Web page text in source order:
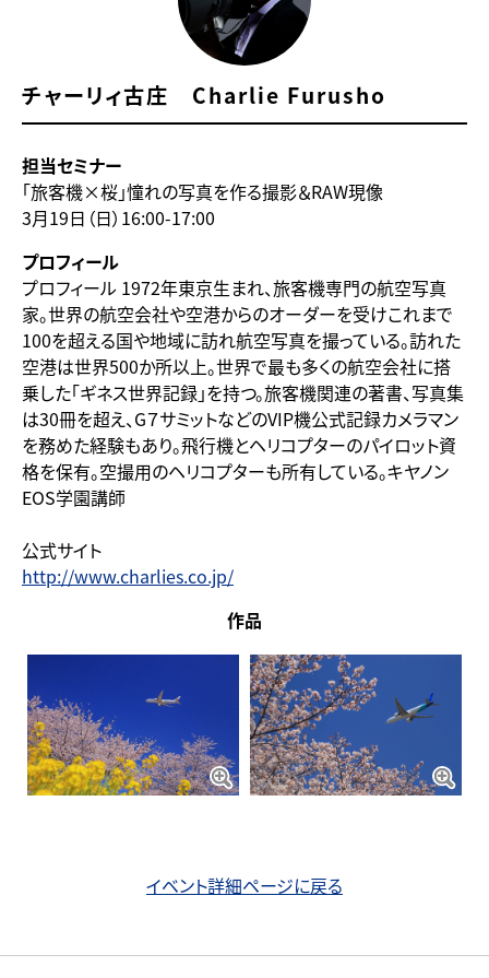
チャーリィ古庄 Charlie Furusho
担当セミナー
「旅客機×桜」憧れの写真を作る撮影＆RAW現像
3月19日（日）16:00-17:00
プロフィール
プロフィール 1972年東京生まれ、旅客機専門の航空写真
家。世界の航空会社や空港からのオーダーを受けこれまで
100を超える国や地域に訪れ航空写真を撮っている。訪れた
空港は世界500か所以上。世界で最も多くの航空会社に搭
乗した「ギネス世界記録」を持つ。旅客機関連の著書、写真集
は30冊を超え、G７サミットなどのVIP機公式記録カメラマン
を務めた経験もあり。飛行機とヘリコプターのパイロット資
格を保有。空撮用のヘリコプターも所有している。キヤノン
EOS学園講師
公式サイト
http://www.charlies.co.jp/
作品
イベント詳細ページに戻る